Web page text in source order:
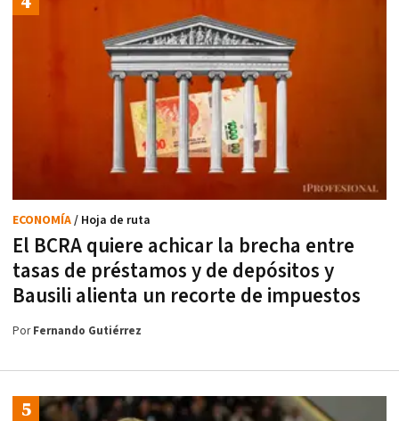
El BCRA quiere achicar la brecha entre
tasas de préstamos y de depósitos y
Bausili alienta un recorte de impuestos
ECONOMÍA/ Hoja de ruta
PorFernando Gutiérrez